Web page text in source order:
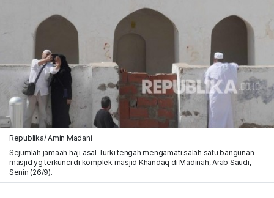
Republika/ Amin Madani
Sejumlah jamaah haji asal Turki tengah mengamati salah satu bangunan
masjid yg terkunci di komplek masjid Khandaq di Madinah, Arab Saudi,
Senin (26/9).